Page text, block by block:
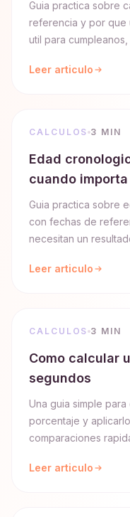
Guia practica sobre
referencia y por que
util para
Leer articulo
CALCULOS 3 MIN
Edad
cuando
Guia practica sobre
con fechas de
necesitan un
Leer articulo
CALCULOS 3 MIN
Como calcular
segundos
Una guia simple
porcentaje y
comparaciones
Leer articulo